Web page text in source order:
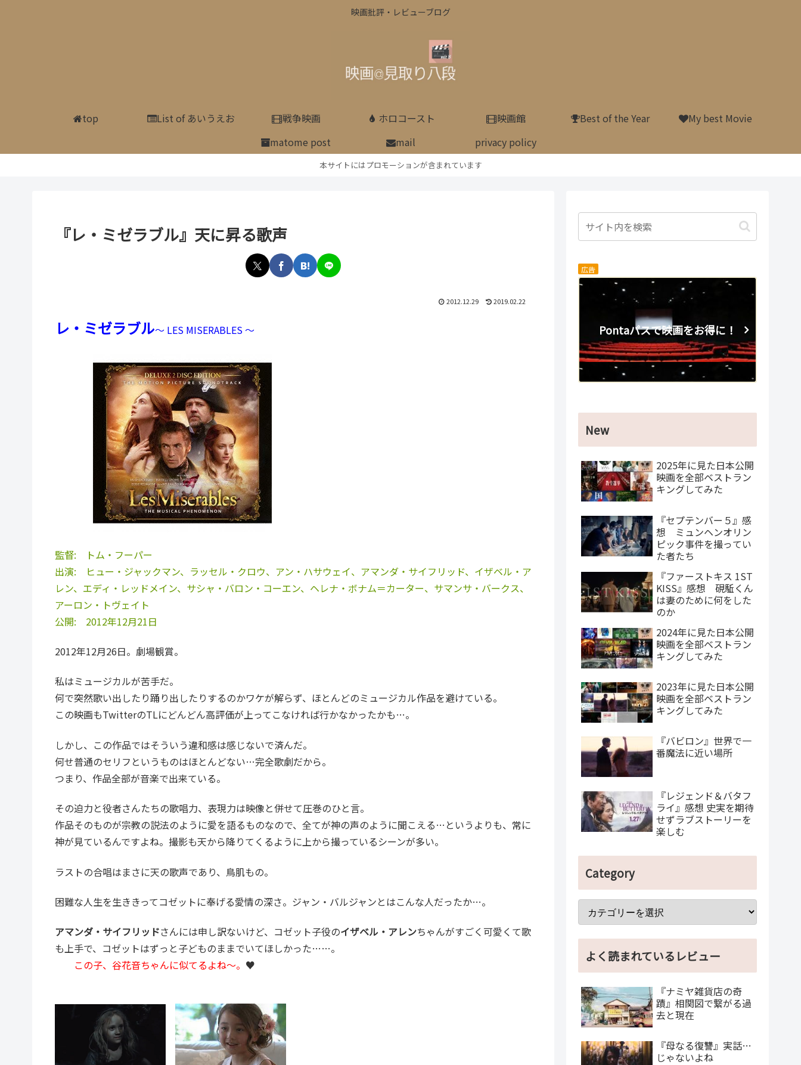
映画批評・レビューブログ
top List of あいうえお 戦争映画 ホロコースト 映画館 Best of the Year
My best Movie
matome post
mail privacy policy
本サイトにはプロモーションが含まれています
『レ・ミゼラブル』天に昇る歌声
2012.12.29 2019.02.22
レ・ミゼラブル～ LES MISERABLES ～
監督: トム・フーパー
出演: ヒュー・ジャックマン、ラッセル・クロウ、アン・ハサウェイ、アマンダ・サイフリッド、イザベル・ア
レン、エディ・レッドメイン、サシャ・バロン・コーエン、ヘレナ・ボナム＝カーター、サマンサ・バークス、
アーロン・トヴェイト
公開: 2012年12月21日
2012年12月26日。劇場観賞。
私はミュージカルが苦手だ。
何で突然歌い出したり踊り出したりするのかワケが解らず、ほとんどのミュージカル作品を避けている。
この映画もTwitterのTLにどんどん高評価が上ってこなければ行かなかったかも…。
しかし、この作品ではそういう違和感は感じないで済んだ。
何せ普通のセリフというものはほとんどない…完全歌劇だから。
つまり、作品全部が音楽で出来ている。
その迫力と役者さんたちの歌唱力、表現力は映像と併せて圧巻のひと言。
作品そのものが宗教の説法のように愛を語るものなので、全てが神の声のように聞こえる…というよりも、常に
神が見ているんですよね。撮影も天から降りてくるように上から撮っているシーンが多い。
ラストの合唱はまさに天の歌声であり、鳥肌もの。
困難な人生を生ききってコゼットに奉げる愛情の深さ。ジャン・バルジャンとはこんな人だったか…。
アマンダ・サイフリッドさんには申し訳ないけど、コゼット子役のイザベル・アレンちゃんがすごく可愛くて歌
も上手で、コゼットはずっと子どものままでいてほしかった……。
この子、谷花音ちゃんに似てるよね～。 ♥
広告
Pontaパスで映画をお得に！
New
2025年に見た日本公開
映画を全部ベストラン
キングしてみた
『セプテンバー５』感
想 ミュンヘンオリン
ピック事件を撮ってい
た者たち
『ファーストキス 1ST
KISS』感想 硯駈くん
は妻のために何をした
のか
2024年に見た日本公開
映画を全部ベストラン
キングしてみた
2023年に見た日本公開
映画を全部ベストラン
キングしてみた
『バビロン』世界で一
番魔法に近い場所
『レジェンド＆バタフ
ライ』感想 史実を期待
せずラブストーリーを
楽しむ
Category
よく読まれているレビュー
『ナミヤ雑貨店の奇
蹟』相関図で繋がる過
去と現在
『母なる復讐』実話…
じゃないよね